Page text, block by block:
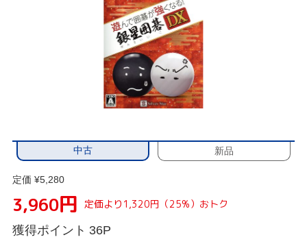
中古 新品
定価 ¥5,280
3,960円 定価より1,320円（25%）おトク
獲得ポイント 36P